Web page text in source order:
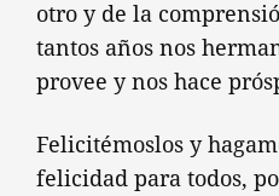
otro y de la
tantos años nos
provee y nos hace
Felicitémoslos y
felicidad para todos,